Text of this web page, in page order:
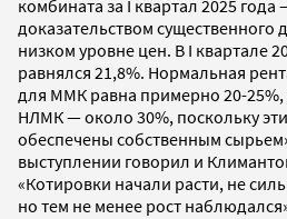
комбината за I квартал 2025 года
доказательством существенного
низком уровне цен. В I квартале
равнялся 21,8%. Нормальная
для ММК равна примерно 20-25%,
НЛМК — около 30%, поскольку
обеспечены собственным
выступлении говорил и
«Котировки начали расти, не
но тем не менее рост